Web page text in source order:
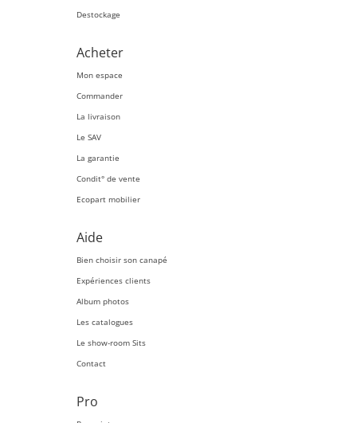
Destockage
Acheter
Mon espace
Commander
La livraison
Le SAV
La garantie
Condit° de vente
Ecopart mobilier
Aide
Bien choisir son canapé
Expériences clients
Album photos
Les catalogues
Le show-room Sits
Contact
Pro